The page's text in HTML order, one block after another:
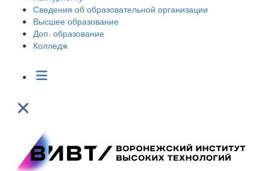
Сведения об образовательной организации
Высшее образование
Доп. образование
Колледж